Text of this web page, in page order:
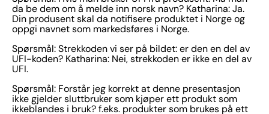
da be dem om å melde inn norsk navn? Katharina: Ja.
Din produsent skal da notifisere produktet i Norge og
oppgi navnet som markedsføres i Norge.
Spørsmål: Strekkoden vi ser på bildet: er den en del av
UFI-koden? Katharina: Nei, strekkoden er ikke en del av
UFI.
Spørsmål: Forstår jeg korrekt at denne presentasjon
ikke gjelder sluttbruker som kjøper ett produkt som
ikkeblandes i bruk? f.eks. produkter som brukes på ett